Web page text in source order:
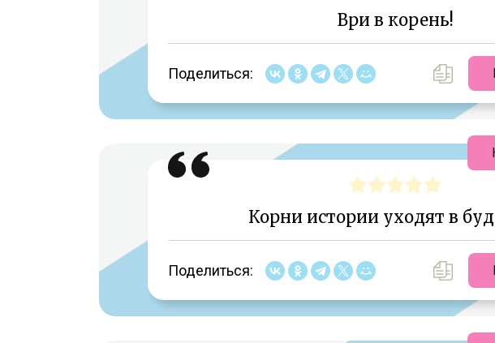
Ври в корень!
Поделиться:
Корни истории уходят в
Поделиться: